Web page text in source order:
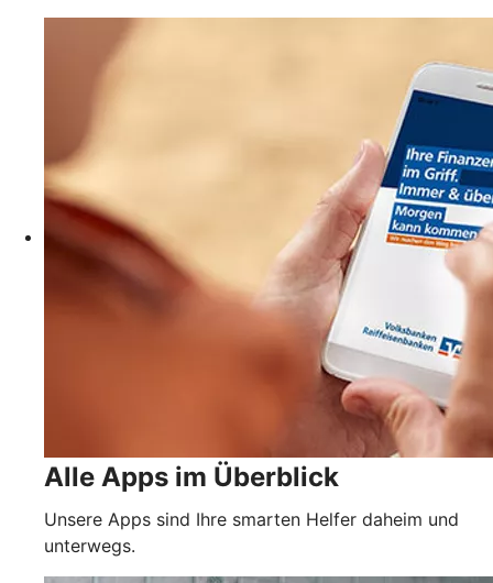
Alle Apps im Überblick
Unsere Apps sind Ihre smarten Helfer daheim und
unterwegs.